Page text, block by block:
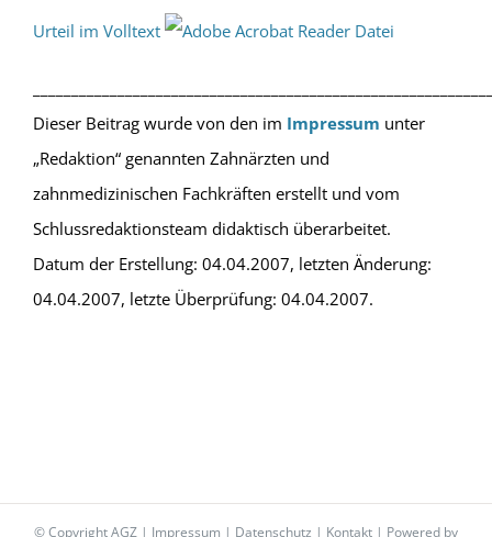
Urteil im Volltext
Dieser Beitrag wurde von den im Impressum unter
„Redaktion“ genannten Zahnärzten und
zahnmedizinischen Fachkräften erstellt und vom
Schlussredaktionsteam didaktisch überarbeitet.
Datum der Erstellung: 04.04.2007, letzten Änderung:
04.04.2007, letzte Überprüfung: 04.04.2007.
© Copyright AGZ | Impressum | Datenschutz | Kontakt | Powered by